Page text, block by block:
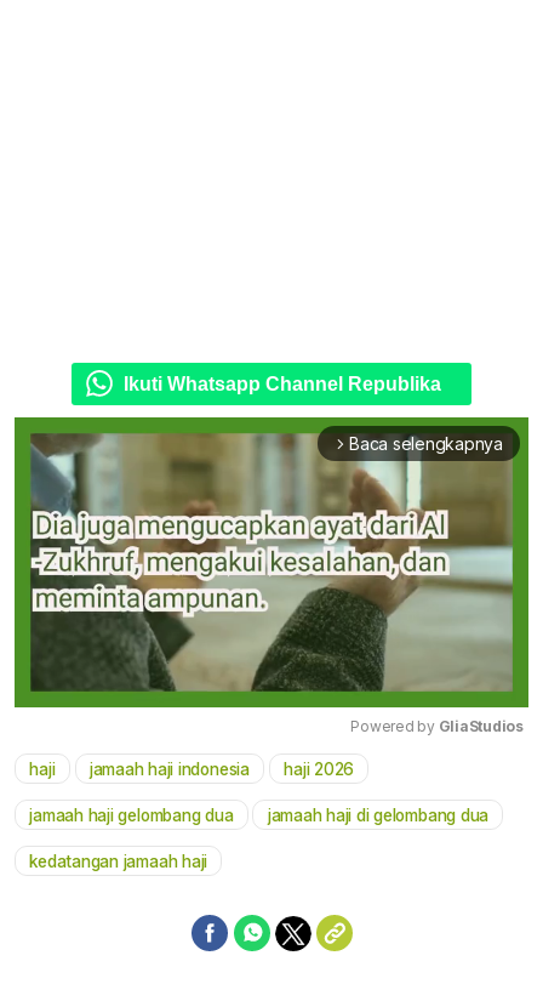
Ikuti Whatsapp Channel Republika
arrow_forward_ios Baca selengkapnya
Powered by GliaStudios
haji jamaah haji indonesia haji 2026
jamaah haji gelombang dua jamaah haji di gelombang dua
kedatangan jamaah haji